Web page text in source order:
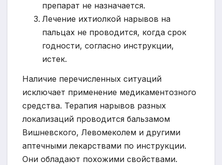
препарат не назначается.
Лечение ихтиолкой нарывов на
пальцах не проводится, когда срок
годности, согласно инструкции,
истек.
Наличие перечисленных ситуаций
исключает применение медикаментозного
средства. Терапия нарывов разных
локализаций проводится бальзамом
Вишневского, Левомеколем и другими
аптечными лекарствами по инструкции.
Они обладают похожими свойствами.